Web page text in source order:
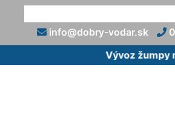
info@dobry-vodar.sk
Vývoz žumpy